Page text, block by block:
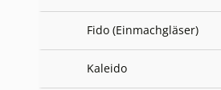
Fido (Einmachgläser)
Kaleido